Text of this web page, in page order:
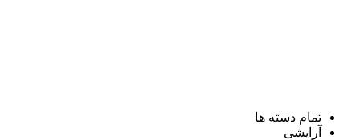
تمام دسته ها
آرایشی